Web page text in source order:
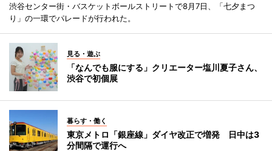
渋谷センター街・バスケットボールストリートで8月7日、「七夕まつ
り」の一環でパレードが行われた。
見る・遊ぶ
「なんでも服にする」クリエーター塩川夏子さん、
渋谷で初個展
暮らす・働く
東京メトロ「銀座線」ダイヤ改正で増発 日中は3
分間隔で運行へ